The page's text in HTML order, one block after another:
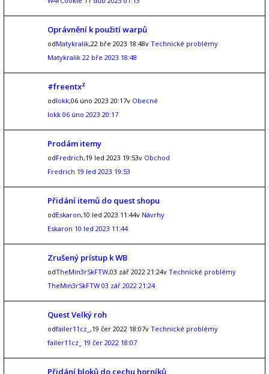
Oprávnění k použití warpů
odMatykralik,22 bře 2023 18:48v Technické problémy
Matykralik 22 bře 2023 18:48
#freentx²
odlokk,06 úno 2023 20:17v Obecné
lokk 06 úno 2023 20:17
Prodám itemy
odFredrich,19 led 2023 19:53v Obchod
Fredrich 19 led 2023 19:53
Přidání itemů do quest shopu
odEskaron,10 led 2023 11:44v Návrhy
Eskaron 10 led 2023 11:44
Zrušený prístup k WB
odTheMin3rSkFTW,03 zář 2022 21:24v Technické problémy
TheMin3rSkFTW 03 zář 2022 21:24
Quest Velký roh
odfailer11cz_ ,19 čer 2022 18:07v Technické problémy
failer11cz_
19 čer 2022 18:07
Přidání bloků do cechu horníků